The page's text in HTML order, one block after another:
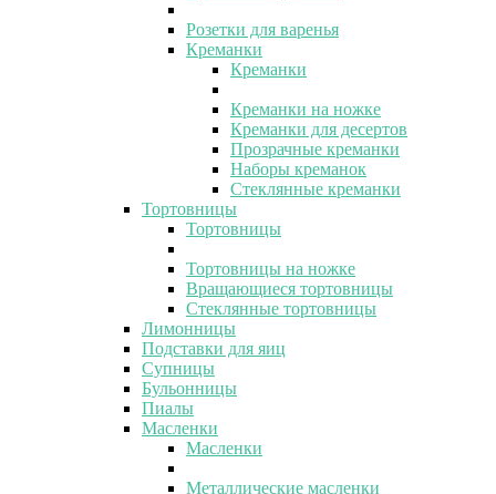
Розетки для варенья
Креманки
Креманки
Креманки на ножке
Креманки для десертов
Прозрачные креманки
Наборы креманок
Стеклянные креманки
Тортовницы
Тортовницы
Тортовницы на ножке
Вращающиеся тортовницы
Стеклянные тортовницы
Лимонницы
Подставки для яиц
Супницы
Бульонницы
Пиалы
Масленки
Масленки
Металлические масленки